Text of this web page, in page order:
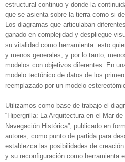
estructural continuo y donde la
que se asienta sobre la tierra como si
Los diagramas que articulaban
ganado en complejidad y despliegue
su vitalidad como herramienta: esto
y menos generales, y por lo tanto,
modelos con objetivos diferentes. En
modelo tectónico de datos de los
reemplazado por un modelo
Utilizamos como base de trabajo el
“Hipergrilla: La Arquitectura en el Mar
Navegación Histórica”, publicado en
autores, como punto de partida para
establezca las posibilidades de
y su reconfiguración como herramienta